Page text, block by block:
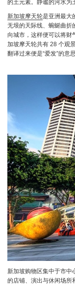
的土元素。静谧的河水为
新加坡摩天轮是亚洲最大
无垠的天际线、蜿蜒曲折
向城市，这样便可以将财
加坡摩天轮共有 28 个观
翻译过来便是“爱发”的意思
新加坡购物区集中于市中
的店铺、演出与休闲场所